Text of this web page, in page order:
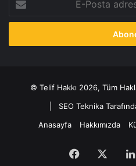
Posta
adresinizi
© Telif Hakkı 2026, Tüm
SEO Teknika
Anasayfa
Hakkımızda
Facebook